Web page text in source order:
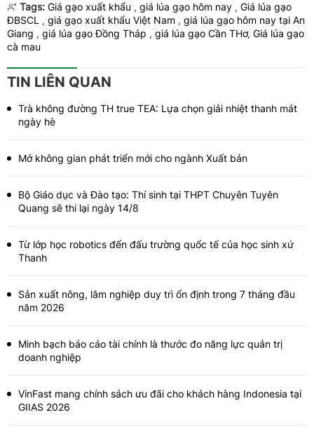
Tags: Giá gạo xuất khẩu , giá lúa gạo hôm nay , Giá lúa gạo
ĐBSCL , giá gạo xuất khẩu Việt Nam , giá lúa gạo hôm nay tại An
Giang , giá lúa gạo Đồng Tháp , giá lúa gạo Cần THơ​​​​​​​, Giá lúa gạo
cà mau
TIN LIÊN QUAN
Trà không đường TH true TEA: Lựa chọn giải nhiệt thanh mát
ngày hè
Mở không gian phát triển mới cho ngành Xuất bản
Bộ Giáo dục và Đào tạo: Thí sinh tại THPT Chuyên Tuyên
Quang sẽ thi lại ngày 14/8
Từ lớp học robotics đến đấu trường quốc tế của học sinh xứ
Thanh
Sản xuất nông, lâm nghiệp duy trì ổn định trong 7 tháng đầu
năm 2026
Minh bạch báo cáo tài chính là thước đo năng lực quản trị
doanh nghiệp
VinFast mang chính sách ưu đãi cho khách hàng Indonesia tại
GIIAS 2026